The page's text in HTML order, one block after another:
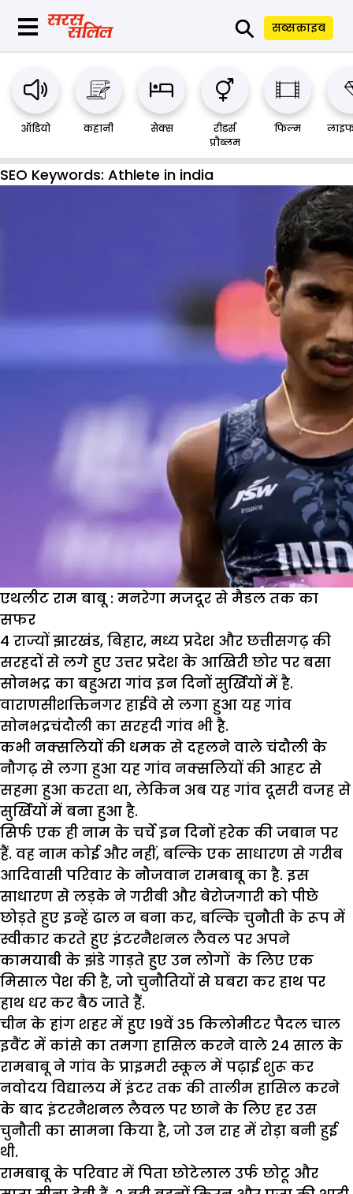
⚲ सब्सक्राइब
ऑडियो कहानी सेक्स
रीडर्स
प्रौब्लम
फिल्म
SEO Keywords: Athlete in india
एथलीट राम बाबू : मनरेगा मजदूर से मैडल तक का
सफर
4 राज्यों झारखंड, बिहार, मध्य प्रदेश और छत्तीसगढ़ की
सरहदों से लगे हुए उत्तर प्रदेश के आखिरी छोर पर बसा
सोनभद्र का बहुअरा गांव इन दिनों सुर्खियों में है.
वाराणसीशक्तिनगर हाईवे से लगा हुआ यह गांव
सोनभद्रचंदौली का सरहदी गांव भी है.
कभी नक्सलियों की धमक से दहलने वाले चंदौली के
नौगढ़ से लगा हुआ यह गांव नक्सलियों की आहट से
सहमा हुआ करता था, लेकिन अब यह गांव दूसरी वजह से
सुर्खियों में बना हुआ है.
सिर्फ एक ही नाम के चर्चे इन दिनों हरेक की जबान पर
हैं. वह नाम कोई और नहीं, बल्कि एक साधारण से गरीब
आदिवासी परिवार के नौजवान रामबाबू का है. इस
साधारण से लड़के ने गरीबी और बेरोजगारी को पीछे
छोड़ते हुए इन्हें ढाल न बना कर, बल्कि चुनौती के रूप में
स्वीकार करते हुए इंटरनैशनल लैवल पर अपने
कामयाबी के झंडे गाड़ते हुए उन लोगों के लिए एक
मिसाल पेश की है, जो चुनौतियों से घबरा कर हाथ पर
हाथ धर कर बैठ जाते हैं.
चीन के हांग शहर में हुए 19वें 35 किलोमीटर पैदल चाल
इवैंट में कांसे का तमगा हासिल करने वाले 24 साल के
रामबाबू ने गांव के प्राइमरी स्कूल में पढ़ाई शुरू कर
नवोदय विद्यालय में इंटर तक की तालीम हासिल करने
के बाद इंटरनैशनल लैवल पर छाने के लिए हर उस
चुनौती का सामना किया है, जो उन राह में रोड़ा बनी हुई
थी.
रामबाबू के परिवार में पिता छोटेलाल उर्फ छोटू और